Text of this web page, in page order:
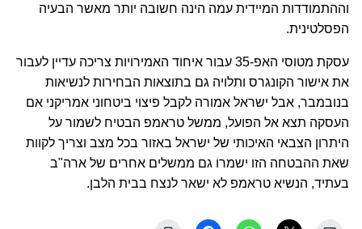
וההתמודדות המיידית עמה הינה חשובה יותר מאשר הבעיה
הפסלטינית.
עסקת מטוסי האפ-35 עבור איחוד האמירויות צריכה עדיין לעבור
את אישור הקונגרס ותלויה גם בתוצאות הבחירות לנשיאות
בנובמבר, אבל ישראל אמורה לקבל פיצוי ביטחוני אמריקני אם
העסקה תצא אל הפועל, ממשל טראמפ הבטיח לשמור על
היתרון הצבאי האיכותי של ישראל באזור בכל מצב וצריך לקוות
שאת ההבטחה הזו ישמרו גם ממשלים אחרים של ארה"ב
בעתיד, הנשיא טראמפ לא ישאר לנצח בבית הלבן.